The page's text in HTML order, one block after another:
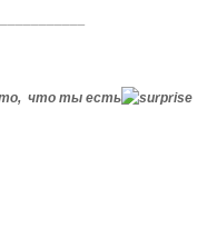
что ты есть